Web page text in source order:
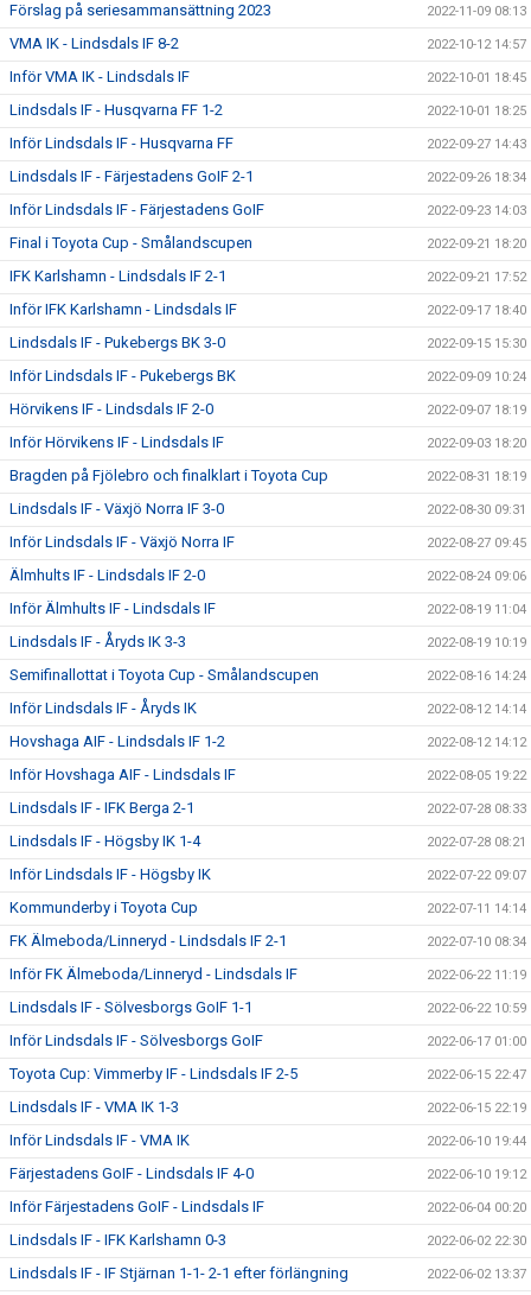
Förslag på seriesammansättning 2023 2022-11-09 08:13
VMA IK - Lindsdals IF 8-2 2022-10-12 14:57
Inför VMA IK - Lindsdals IF 2022-10-01 18:45
Lindsdals IF - Husqvarna FF 1-2 2022-10-01 18:25
Inför Lindsdals IF - Husqvarna FF 2022-09-27 14:43
Lindsdals IF - Färjestadens GoIF 2-1 2022-09-26 18:34
Inför Lindsdals IF - Färjestadens GoIF 2022-09-23 14:03
Final i Toyota Cup - Smålandscupen 2022-09-21 18:20
IFK Karlshamn - Lindsdals IF 2-1 2022-09-21 17:52
Inför IFK Karlshamn - Lindsdals IF 2022-09-17 18:40
Lindsdals IF - Pukebergs BK 3-0 2022-09-15 15:30
Inför Lindsdals IF - Pukebergs BK 2022-09-09 10:24
Hörvikens IF - Lindsdals IF 2-0 2022-09-07 18:19
Inför Hörvikens IF - Lindsdals IF 2022-09-03 18:20
Bragden på Fjölebro och finalklart i Toyota Cup 2022-08-31 18:19
Lindsdals IF - Växjö Norra IF 3-0 2022-08-30 09:31
Inför Lindsdals IF - Växjö Norra IF 2022-08-27 09:45
Älmhults IF - Lindsdals IF 2-0 2022-08-24 09:06
Inför Älmhults IF - Lindsdals IF 2022-08-19 11:04
Lindsdals IF - Åryds IK 3-3 2022-08-19 10:19
Semifinallottat i Toyota Cup - Smålandscupen 2022-08-16 14:24
Inför Lindsdals IF - Åryds IK 2022-08-12 14:14
Hovshaga AIF - Lindsdals IF 1-2 2022-08-12 14:12
Inför Hovshaga AIF - Lindsdals IF 2022-08-05 19:22
Lindsdals IF - IFK Berga 2-1 2022-07-28 08:33
Lindsdals IF - Högsby IK 1-4 2022-07-28 08:21
Inför Lindsdals IF - Högsby IK 2022-07-22 09:07
Kommunderby i Toyota Cup 2022-07-11 14:14
FK Älmeboda/Linneryd - Lindsdals IF 2-1 2022-07-10 08:34
Inför FK Älmeboda/Linneryd - Lindsdals IF 2022-06-22 11:19
Lindsdals IF - Sölvesborgs GoIF 1-1 2022-06-22 10:59
Inför Lindsdals IF - Sölvesborgs GoIF 2022-06-17 01:00
Toyota Cup: Vimmerby IF - Lindsdals IF 2-5 2022-06-15 22:47
Lindsdals IF - VMA IK 1-3 2022-06-15 22:19
Inför Lindsdals IF - VMA IK 2022-06-10 19:44
Färjestadens GoIF - Lindsdals IF 4-0 2022-06-10 19:12
Inför Färjestadens GoIF - Lindsdals IF 2022-06-04 00:20
Lindsdals IF - IFK Karlshamn 0-3 2022-06-02 22:30
Lindsdals IF - IF Stjärnan 1-1- 2-1 efter förlängning 2022-06-02 13:37